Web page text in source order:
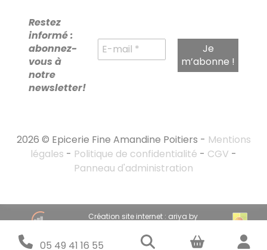
05 49 41 16 55
RECHERCHE
POUR :
Restez
informé :
abonnez-
vous à
notre
newsletter!
2026 © Epicerie Fine Amandine Poitiers - Mentions
légales - Politique de confidentialité - CGV -
Panneau d'administration
Création site internet : ariya by
Stratégie marketing digital : emandarine